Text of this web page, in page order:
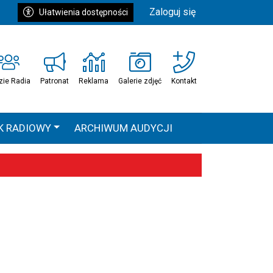
Ułatwienia dostępności Zaloguj się
Radia Patronat Reklama Galerie zdjęć Kontakt
RADIOWY ARCHIWUM AUDYCJI
HEAVEN TOUR